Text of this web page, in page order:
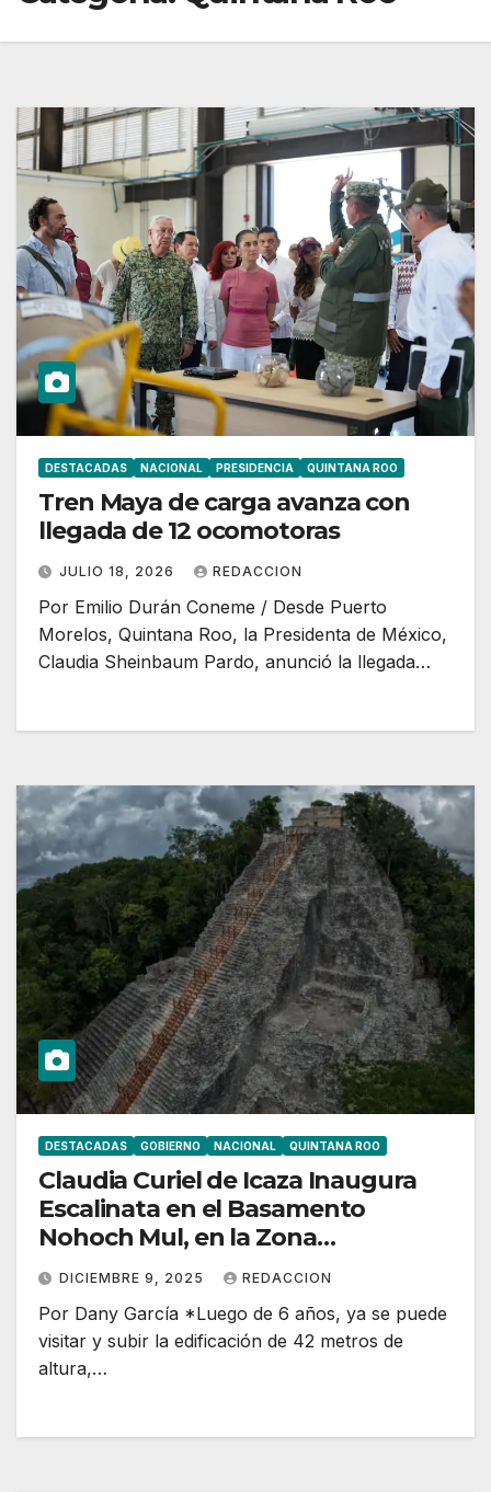
DESTACADAS NACIONAL PRESIDENCIA QUINTANA ROO
Tren Maya de carga avanza con
llegada de 12 ocomotoras
JULIO 18, 2026 REDACCION
Por Emilio Durán Coneme / Desde Puerto
Morelos, Quintana Roo, la Presidenta de México,
Claudia Sheinbaum Pardo, anunció la llegada…
DESTACADAS GOBIERNO NACIONAL QUINTANA ROO
Claudia Curiel de Icaza Inaugura
Escalinata en el Basamento
Nohoch Mul, en la Zona
Arqueológica de Cobá, Quintana
Roo
DICIEMBRE 9, 2025 REDACCION
Por Dany García *Luego de 6 años, ya se puede
visitar y subir la edificación de 42 metros de
altura,…